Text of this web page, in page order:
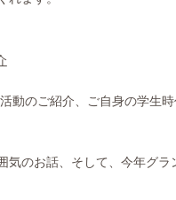
動のご紹介、ご自身の学生
気のお話、そして、今年グ